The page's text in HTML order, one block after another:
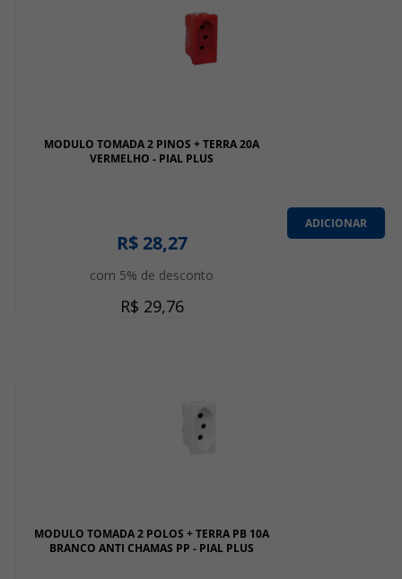
MODULO TOMADA 2 PINOS + TERRA 20A
VERMELHO - PIAL PLUS
R$ 28,27
com 5% de desconto
R$ 29,76
ADICIONAR
MODULO TOMADA 2 POLOS + TERRA PB 10A
BRANCO ANTI CHAMAS PP - PIAL PLUS